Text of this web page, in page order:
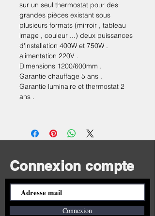
sur un seul thermostat pour des
grandes pièces existant sous
plusieurs formats (mirroir , tableau
image , couleur ...) deux puissances
d'installation 400W et 750W .
alimentation 220V .
Dimensions 1200/600mm .
Garantie chauffage 5 ans .
Garantie luminaire et thermostat 2
ans .
Connexion compte
Connexion